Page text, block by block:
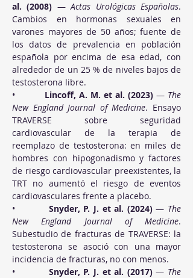
al. (2008) — Actas Urológicas Españolas.
Cambios en hormonas sexuales en
varones mayores de 50 años; fuente de
los datos de prevalencia en población
española por encima de esa edad, con
alrededor de un 25 % de niveles bajos de
testosterona libre.
• Lincoff, A. M. et al. (2023) — The
New England Journal of Medicine. Ensayo
TRAVERSE sobre seguridad
cardiovascular de la terapia de
reemplazo de testosterona: en miles de
hombres con hipogonadismo y factores
de riesgo cardiovascular preexistentes, la
TRT no aumentó el riesgo de eventos
cardiovasculares frente a placebo.
• Snyder, P. J. et al. (2024) — The
New England Journal of Medicine.
Subestudio de fracturas de TRAVERSE: la
testosterona se asoció con una mayor
incidencia de fracturas, no con menos.
• Snyder, P. J. et al. (2017) — The